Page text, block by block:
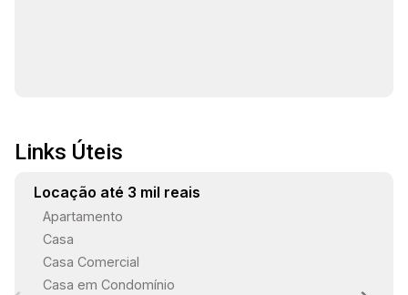
Links Úteis
Locação até 3 mil reais
Apartamento
Casa
Casa Comercial
Casa em Condomínio